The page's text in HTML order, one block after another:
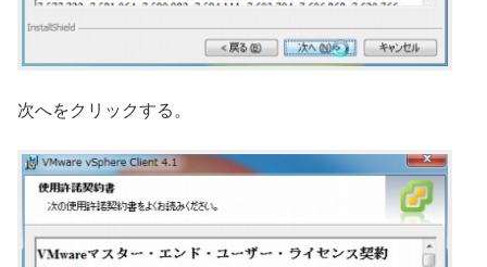
次へをクリックする。